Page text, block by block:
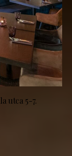
utca 5-7.